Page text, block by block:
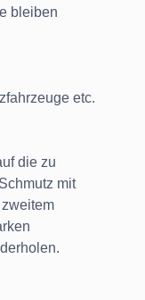
bleiben
etc.
die zu
mit